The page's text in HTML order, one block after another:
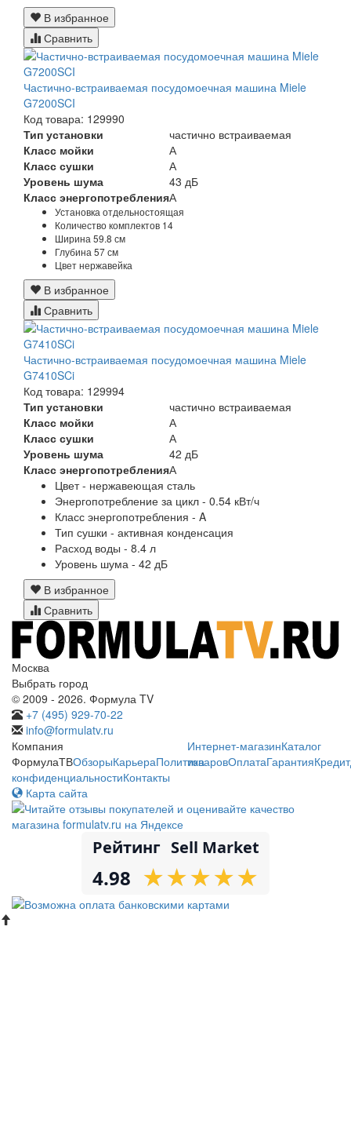
В избранное
Сравнить
Частично-встраиваемая посудомоечная машина Miele
G7200SCI
Код товара: 129990
Тип установки
частично встраиваемая
Класс мойки
А
Класс сушки
А
Уровень шума
43 дБ
Класс энергопотребленияА
Установка отдельностоящая
Количество комплектов 14
Ширина 59.8 см
Глубина 57 см
Цветнержавейка
В избранное
Сравнить
Частично-встраиваемая посудомоечная машина Miele
G7410SCi
Код товара: 129994
Тип установки
частично встраиваемая
Класс мойки
А
Класс сушки
А
Уровень шума
42 дБ
Класс энергопотребленияА
Цвет - нержавеющая сталь
Энергопотребление за цикл - 0.54 кВт/ч
Класс энергопотребления - A
Тип сушки - активная конденсация
Расход воды - 8.4 л
Уровень шума - 42 дБ
В избранное
Сравнить
Москва
Выбрать город
© 2009 - 2026. Формула TV
+7 (495) 929-70-22
info@formulatv.ru
Компания
ФормулаТВОбзорыКарьераПолитика
конфиденциальностиКонтакты
Интернет-магазинКаталог
товаровОплатаГарантияКредит
Карта сайта
Рейтинг Sell Market
4.98 ★
★★
★★
★★
★★
★